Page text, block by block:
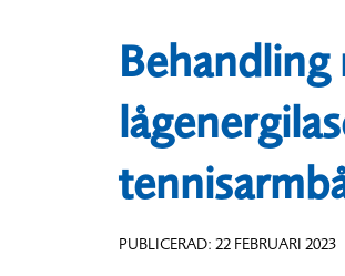
Behandling
PUBLICERAD: 22 FEBRUARI 2023